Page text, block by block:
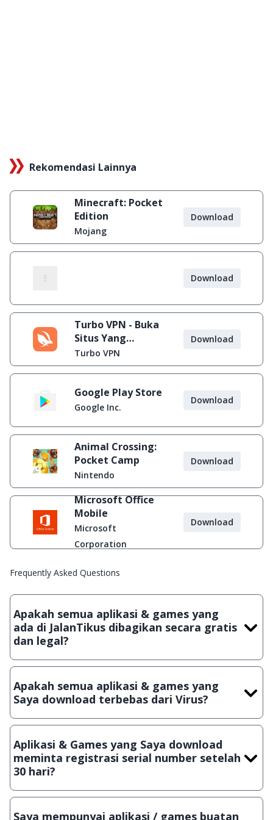
Rekomendasi Lainnya
Minecraft: Pocket
Edition
Mojang
Download
Download
Turbo VPN - Buka
Situs Yang
Diblokir
Turbo VPN
Download
Google Play Store
Google Inc.
Download
Animal Crossing:
Pocket Camp
Nintendo
Download
Microsoft Office
Mobile
Microsoft
Corporation
Download
Frequently Asked Questions
Apakah semua aplikasi & games yang
ada di JalanTikus dibagikan secara gratis
dan legal?
Ya, JalanTikus hanya membagikan aplikasi & games yang
crack, patch atau semacamnya.
Apakah semua aplikasi & games yang
Saya download terbebas dari Virus?
Ya, JalanTikus selalu melakukan scanning dengan 3 jenis
suatu aplikasi atau games, sehingga bisa dijamin 100%
terbebas dari virus.
Aplikasi & Games yang Saya download
meminta registrasi serial number setelah
30 hari?
Meskipun dibagikan secara gratis, namun ada beberapa
Saya mempunyai aplikasi / games buatan